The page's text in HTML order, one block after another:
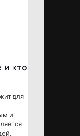
и кто
для
и